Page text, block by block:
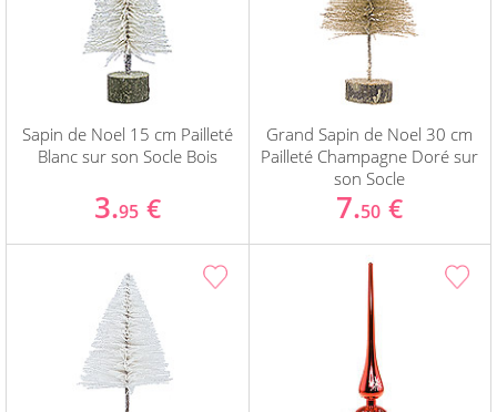
Sapin de Noel 15 cm Pailleté
Blanc sur son Socle Bois
3.95 €
Grand Sapin de Noel 30 cm
Pailleté Champagne Doré sur
son Socle
7.50 €